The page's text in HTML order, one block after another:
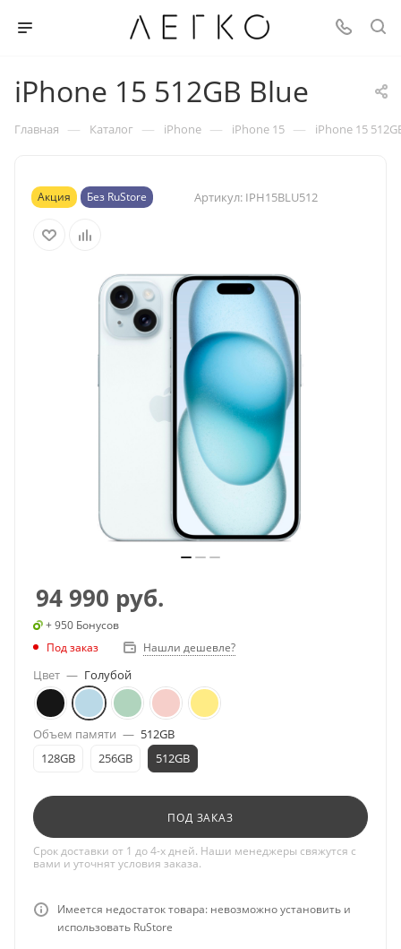
iPhone 15 512GB Blue
Главная — Каталог — iPhone — iPhone 15 — iPhone 15
Акция Без RuStore Артикул: IPH15BLU512
94 990 руб.
+ 950 Бонусов
Под заказ
Нашли дешевле?
Цвет — Голубой
Объем памяти — 512GB
128GB
256GB 512GB
ПОД ЗАКАЗ
Срок доставки от 1 до 4-х дней. Наши менеджеры свяжутся с
вами и уточнят условия заказа.
Имеется недостаток товара: невозможно установить и
использовать RuStore